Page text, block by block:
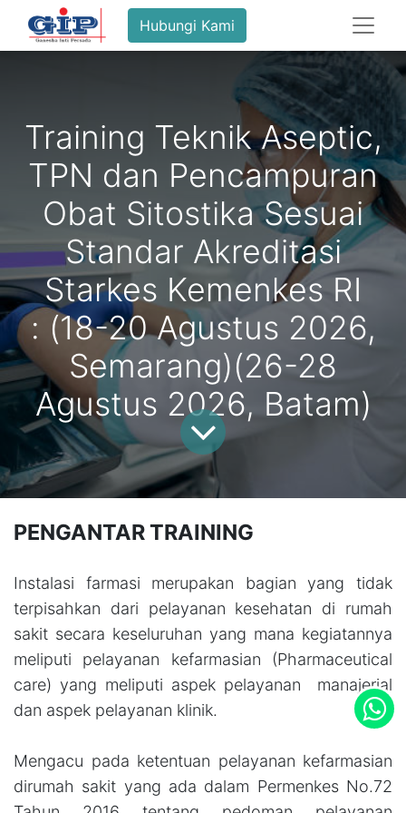
Hubungi Kami
Training Teknik Aseptic,
TPN dan Pencampuran
Obat Sitostika Sesuai
Standar Akreditasi
Starkes Kemenkes RI
: (18-20 Agustus 2026,
Semarang)(26-28
Agustus 2026, Batam)
PENGANTAR TRAINING
Instalasi farmasi merupakan bagian yang tidak
terpisahkan dari pelayanan kesehatan di rumah
sakit secara keseluruhan yang mana kegiatannya
meliputi pelayanan kefarmasian (Pharmaceutical
care) yang meliputi aspek pelayanan manajerial
dan aspek pelayanan klinik.
Mengacu pada ketentuan pelayanan kefarmasian
dirumah sakit yang ada dalam Permenkes No.72